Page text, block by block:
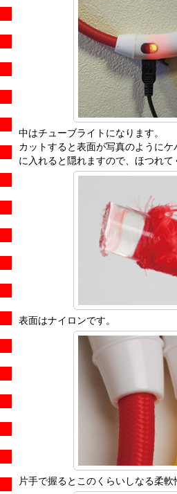
中はチューブライトになります。
カットすると表面が写真のように
に入れると隠れますので、ほつれて
表面はナイロンです。
片手で握るとこのくらいしなる柔軟